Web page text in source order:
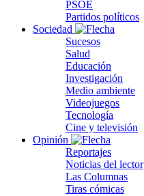
PSOE
Partidos políticos
Sociedad
Sucesos
Salud
Educación
Investigación
Medio ambiente
Videojuegos
Tecnología
Cine y televisión
Opinión
Reportajes
Noticias del lector
Las Columnas
Tiras cómicas